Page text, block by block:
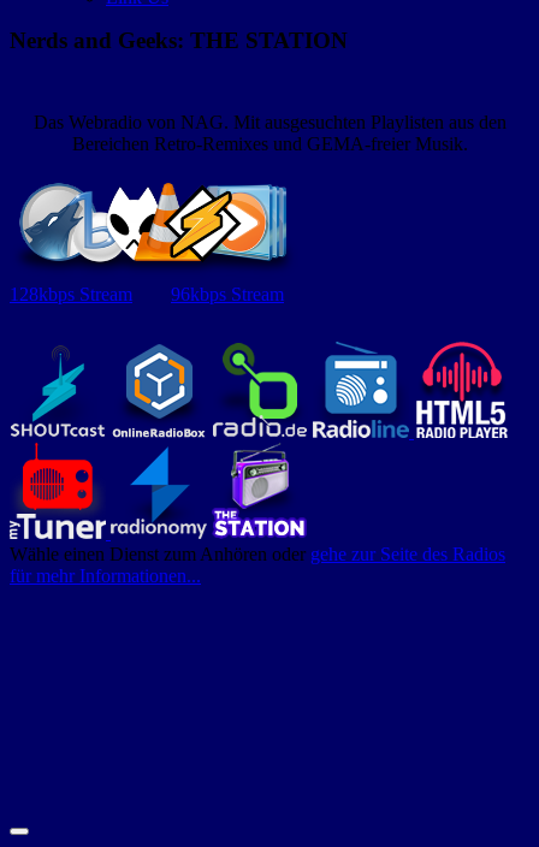
Nerds and Geeks: THE STATION
Das Webradio von NAG. Mit ausgesuchten Playlisten aus den
Bereichen Retro-Remixes und GEMA-freier Musik.
128kbps Stream 96kbps Stream
Wähle einen Dienst zum Anhören oder gehe zur Seite des Radios
für mehr Informationen...